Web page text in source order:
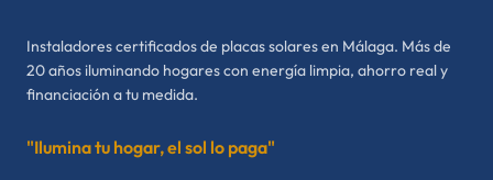
Instaladores certificados de placas solares en Málaga. Más de
20 años iluminando hogares con energía limpia, ahorro real y
financiación a tu medida.
"Ilumina tu hogar, el sol lo paga"